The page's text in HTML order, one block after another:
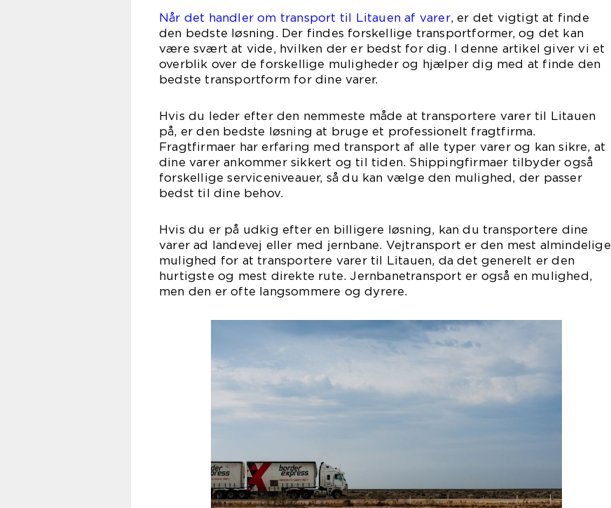
Når det handler om transport til Litauen af varer, er det vigtigt at finde
den bedste løsning. Der findes forskellige transportformer, og det kan
være svært at vide, hvilken der er bedst for dig. I denne artikel giver vi et
overblik over de forskellige muligheder og hjælper dig med at finde den
bedste transportform for dine varer.
Hvis du leder efter den nemmeste måde at transportere varer til Litauen
på, er den bedste løsning at bruge et professionelt fragtfirma.
Fragtfirmaer har erfaring med transport af alle typer varer og kan sikre, at
dine varer ankommer sikkert og til tiden. Shippingfirmaer tilbyder også
forskellige serviceniveauer, så du kan vælge den mulighed, der passer
bedst til dine behov.
Hvis du er på udkig efter en billigere løsning, kan du transportere dine
varer ad landevej eller med jernbane. Vejtransport er den mest almindelige
mulighed for at transportere varer til Litauen, da det generelt er den
hurtigste og mest direkte rute. Jernbanetransport er også en mulighed,
men den er ofte langsommere og dyrere.